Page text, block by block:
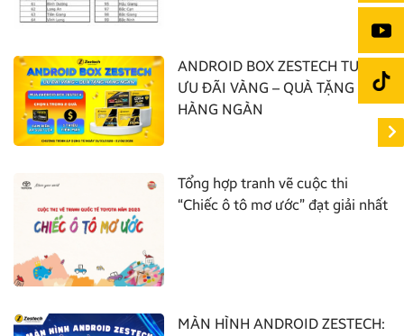
ANDROID BOX ZESTECH TUNG
ƯU ĐÃI VÀNG – QUÀ TẶNG
HÀNG NGÀN
Tổng hợp tranh vẽ cuộc thi
“Chiếc ô tô mơ ước” đạt giải nhất
MÀN HÌNH ANDROID ZESTECH: